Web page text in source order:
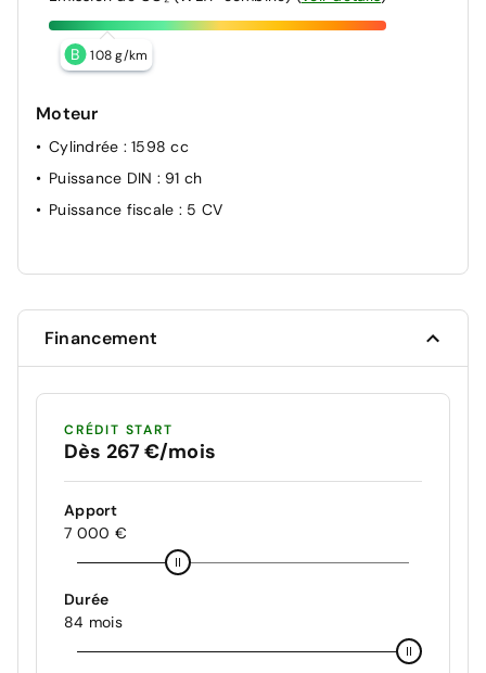
B 108 g/km
Moteur
Cylindrée : 1598 cc
Puissance DIN : 91 ch
Puissance fiscale : 5 CV
Financement
CRÉDIT START
Dès 267 €/mois
Apport
7 000 €
Durée
84 mois